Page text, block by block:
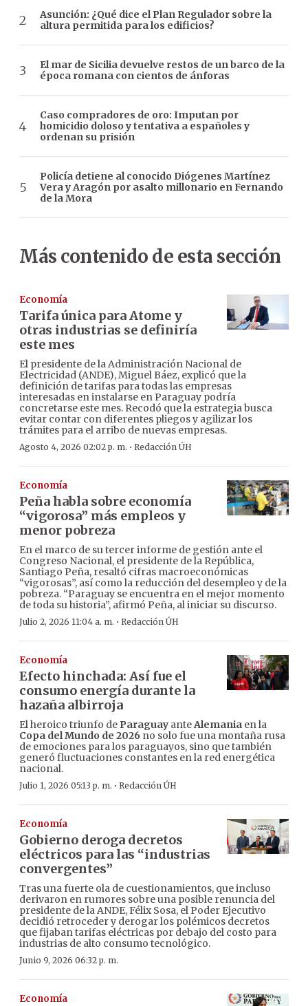
Asunción: ¿Qué dice el Plan Regulador sobre la
altura permitida para los edificios?
El mar de Sicilia devuelve restos de un barco de la
época romana con cientos de ánforas
Caso compradores de oro: Imputan por
homicidio doloso y tentativa a españoles y
ordenan su prisión
Policía detiene al conocido Diógenes Martínez
Vera y Aragón por asalto millonario en Fernando
de la Mora
Más contenido de esta sección
Economía
Tarifa única para Atome y
otras industrias se definiría
este mes
El presidente de la Administración Nacional de
Electricidad (ANDE), Miguel Báez, explicó que la
definición de tarifas para todas las empresas
interesadas en instalarse en Paraguay podría
concretarse este mes. Recodó que la estrategia busca
evitar contar con diferentes pliegos y agilizar los
trámites para el arribo de nuevas empresas.
Agosto 4, 2026 02:02 p. m. · Redacción ÚH
Economía
Peña habla sobre economía
“vigorosa” más empleos y
menor pobreza
En el marco de su tercer informe de gestión ante el
Congreso Nacional, el presidente de la República,
Santiago Peña, resaltó cifras macroeconómicas
“vigorosas”, así como la reducción del desempleo y de la
pobreza. “Paraguay se encuentra en el mejor momento
de toda su historia”, afirmó Peña, al iniciar su discurso.
Julio 2, 2026 11:04 a. m. · Redacción ÚH
Economía
Efecto hinchada: Así fue el
consumo energía durante la
hazaña albirroja
El heroico triunfo de Paraguay anteAlemania en la
Copa del Mundo de 2026 no solo fue una montaña rusa
de emociones para los paraguayos, sino que también
generó fluctuaciones constantes en la red energética
nacional.
Julio 1, 2026 05:13 p. m. · Redacción ÚH
Economía
Gobierno deroga decretos
eléctricos para las “industrias
convergentes”
Tras una fuerte ola de cuestionamientos, que incluso
derivaron en rumores sobre una posible renuncia del
presidente de la ANDE, Félix Sosa, el Poder Ejecutivo
decidió retroceder y derogar los polémicos decretos
que fijaban tarifas eléctricas por debajo del costo para
industrias de alto consumo tecnológico.
Junio 9, 2026 06:32 p. m.
Economía